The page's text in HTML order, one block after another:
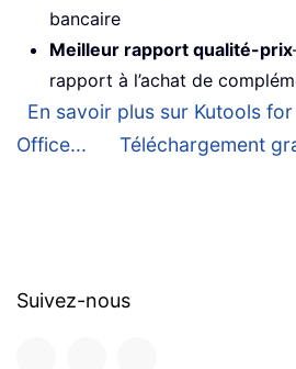
bancaire
Meilleur rapport qualité-prix
rapport à l’achat de
En savoir plus sur Kutools for
Office...
Téléchargement
Suivez-nous